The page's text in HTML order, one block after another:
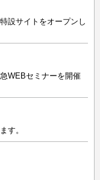
設サイトをオープンし
WEBセミナーを開催
す。